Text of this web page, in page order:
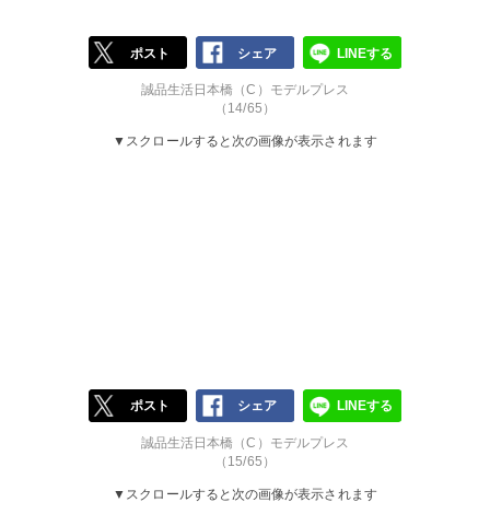
ポスト シェア LINEする
誠品生活日本橋（C）モデルプレス
（14/65）
▼スクロールすると次の画像が表示されます
ポスト シェア LINEする
誠品生活日本橋（C）モデルプレス
（15/65）
▼スクロールすると次の画像が表示されます